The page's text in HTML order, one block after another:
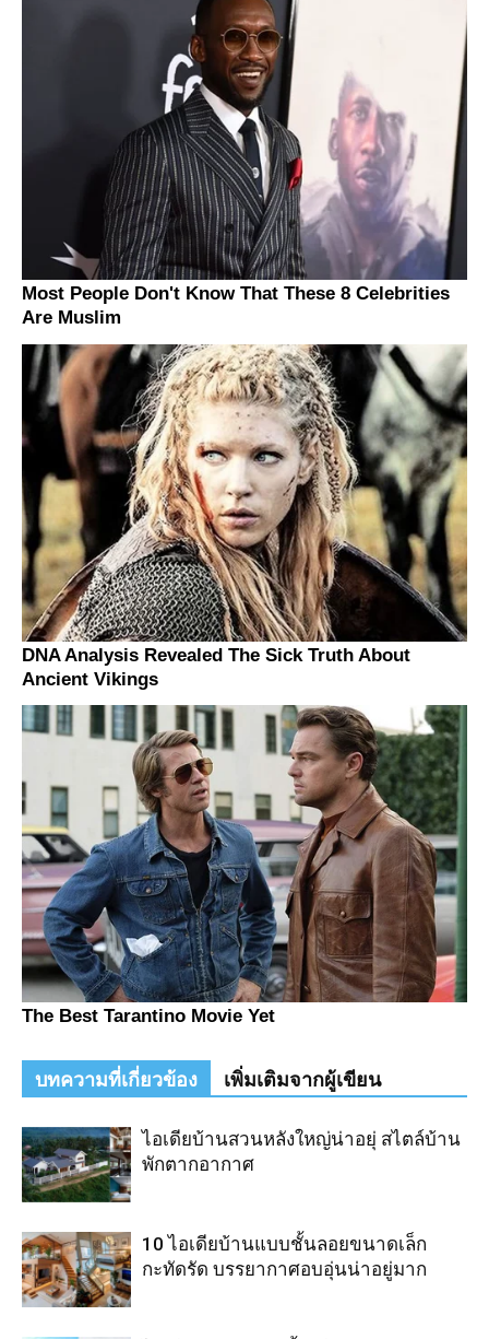
บทความที่เกี่ยวข้อง เพิ่มเติมจากผู้เขียน
ไอเดียบ้านสวนหลังใหญ่น่าอยุ่ สไตล์บ้าน
พักตากอากาศ
10 ไอเดียบ้านแบบชั้นลอยขนาดเล็ก
กะทัดรัด บรรยากาศอบอุ่นน่าอยู่มาก